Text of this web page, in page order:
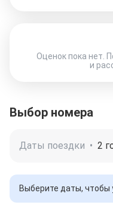
Оценок пока нет.
и
Выбор номера
Даты поездки • 2
Выберите даты, чтобы